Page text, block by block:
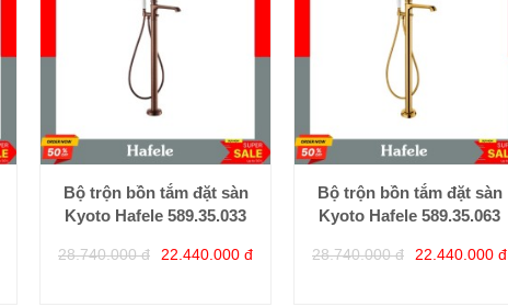
Bộ trộn bồn tắm đặt sàn
Kyoto Hafele 589.35.033
28.740.000 đ 22.440.000 đ
Bộ trộn bồn tắm đặt sàn
Kyoto Hafele 589.35.063
28.740.000 đ 22.440.000 đ